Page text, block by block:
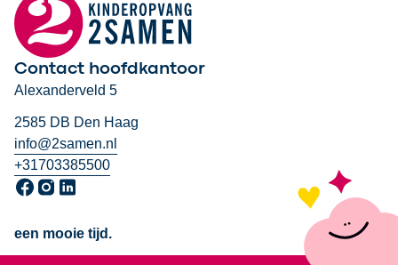
Contact hoofdkantoor
Alexanderveld 5
2585 DB Den Haag
info@2samen.nl
+31703385500
Ga naar onze Facebook pagina, opent in een nieuw venster
Ga naar onze Instagram pagina, opent in een nieuw
Ga naar onze LinkedIn pagina, opent in een nieuw
een mooie tijd.